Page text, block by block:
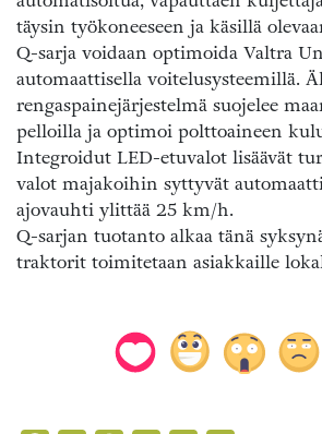
täysin työkoneeseen ja käsillä
Q-sarja voidaan optimoida Valtra
automaattisella voitelusysteemillä.
rengaspainejärjestelmä suojelee
pelloilla ja optimoi polttoaineen
Integroidut LED-etuvalot lisäävät
valot majakoihin syttyvät
ajovauhti ylittää 25 km/h.
Q-sarjan tuotanto alkaa tänä
traktorit toimitetaan asiakkaille